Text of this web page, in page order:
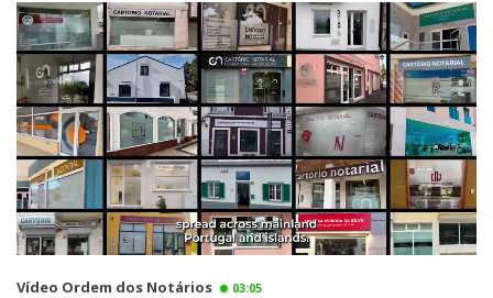
Vídeo Ordem dos Notários 03:05